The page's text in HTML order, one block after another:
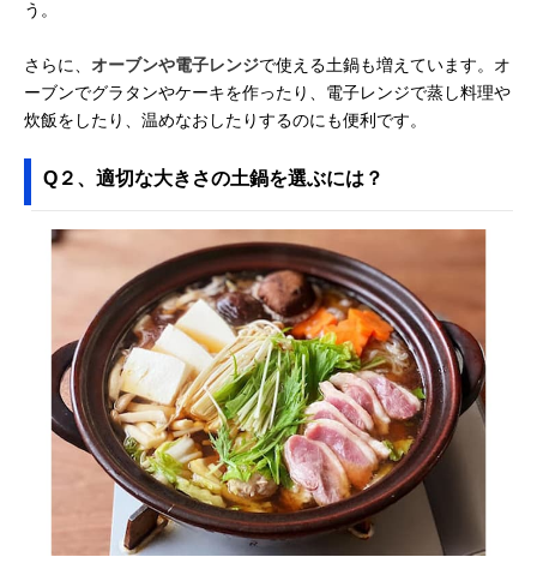
う。
さらに、 オーブンや電子レンジで使える土鍋も増えています。オ
ーブンでグラタンやケーキを作ったり、電子レンジで蒸し料理や
炊飯をしたり、温めなおしたりするのにも便利です。
Q２、適切な大きさの土鍋を選ぶには？